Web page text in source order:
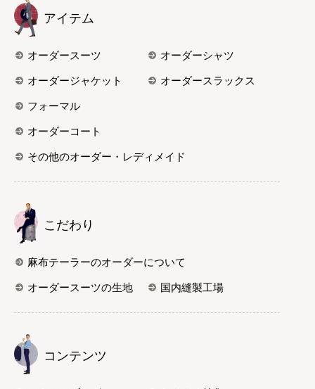
アイテム
オーダースーツ
オーダーシャツ
オーダージャケット
オーダースラックス
フォーマル
オーダーコート
その他のオーダー・レディメイド
こだわり
麻布テーラーのオーダーについて
オーダースーツの生地
国内縫製工場
コンテンツ